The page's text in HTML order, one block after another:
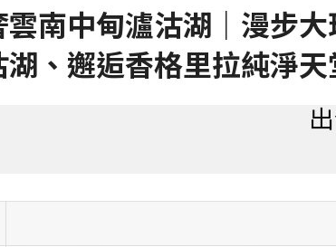
雲南中甸瀘沽湖｜漫步
湖、邂逅香格里拉純淨